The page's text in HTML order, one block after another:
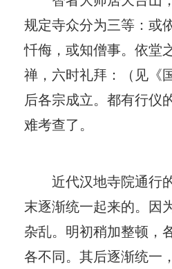
规定寺众分为三等：或
忏侮，或知僧事。依堂
禅，六时礼拜：（见《
后各宗成立。都有行仪
难考查了。
近代汉地寺院通行
末逐渐统一起来的。因
杂乱。明初稍加整顿，
各不同。其后逐渐统一